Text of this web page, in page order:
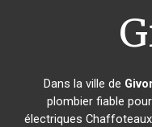
Dans la ville de
plombier fiable
électriques